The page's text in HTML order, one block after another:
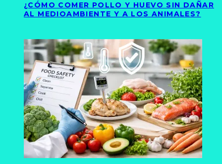
¿CÓMO COMER POLLO Y HUEVO SIN DAÑAR
AL MEDIOAMBIENTE Y A LOS ANIMALES?